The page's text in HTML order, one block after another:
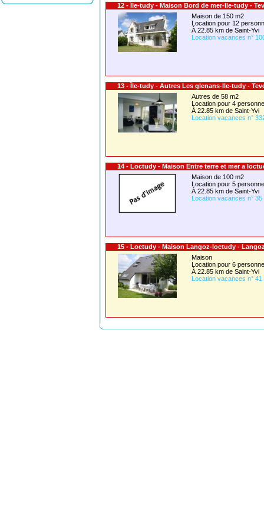
12 - Île-tudy - Maison Bord de mer-Ile-tudy -
Maison de 150 m2
Location pour 12
À 22.85 km de Saint-Yvi
Location vacances n°
13 - Île-tudy - Autres Les glenans-Ile-tudy -
Autres de 58 m2
Location pour 4
À 22.85 km de Saint-Yvi
Location vacances n°
14 - Loctudy - Maison Entre terre et mer a
Maison de 100 m2
Location pour 5
À 22.85 km de Saint-Yvi
Location vacances n° 35
15 - Loctudy - Maison Langoz-loctudy -
Maison
Location pour 6
À 22.85 km de Saint-Yvi
Location vacances n° 41